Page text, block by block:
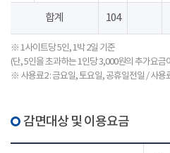
합계 104
※ 1사이트당 5인, 1박 2일 기준
(단, 5인을 초과하는 1인당 3,000원의 추가요금
※ 사용료2 : 금요일, 토요일, 공휴일전일 / 사용
감면대상 및 이용요금